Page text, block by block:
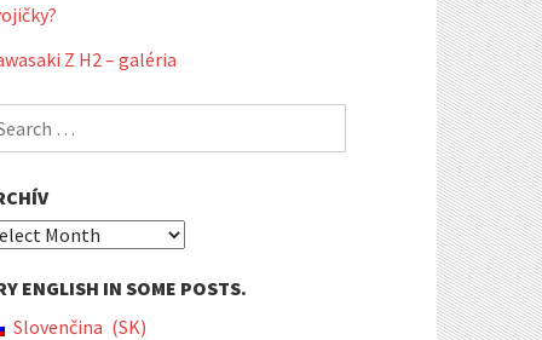
Z H2 – galéria
ENGLISH IN SOME POSTS.
Slovenčina
SK